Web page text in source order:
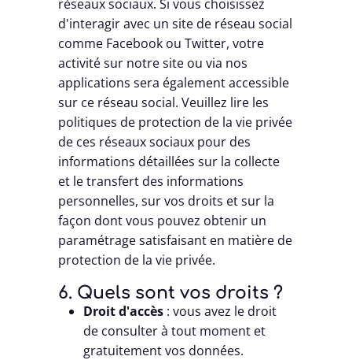
réseaux sociaux. Si vous choisissez
d'interagir avec un site de réseau social
comme Facebook ou Twitter, votre
activité sur notre site ou via nos
applications sera également accessible
sur ce réseau social. Veuillez lire les
politiques de protection de la vie privée
de ces réseaux sociaux pour des
informations détaillées sur la collecte
et le transfert des informations
personnelles, sur vos droits et sur la
façon dont vous pouvez obtenir un
paramétrage satisfaisant en matière de
protection de la vie privée.
6. Quels sont vos droits ?
Droit d'accès : vous avez le droit
de consulter à tout moment et
gratuitement vos données.